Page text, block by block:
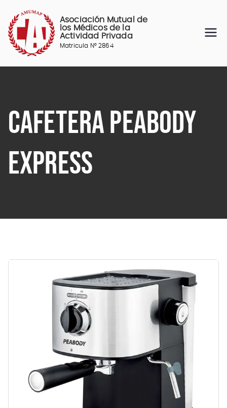
contenido
Asociación Mutual de
los Médicos de la
Actividad Privada
Matricula N° 2864
CAFETERA PEABODY
EXPRESS